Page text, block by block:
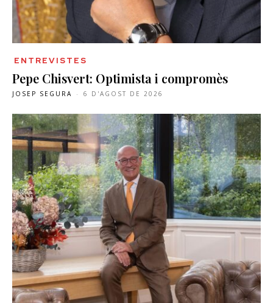
ENTREVISTES
Pepe Chisvert: Optimista i compromès
JOSEP SEGURA - 6 D'AGOST DE 2026